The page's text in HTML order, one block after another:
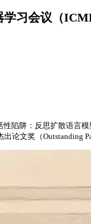
习会议（
陷阱：反思扩散语言
出论文奖（